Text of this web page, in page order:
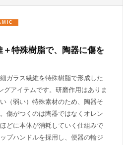
＋特殊樹脂で、陶器に傷を
ガラス繊維を特殊樹脂で形成した
グアイテムです。研磨作用はありま
（弱い）特殊素材のため、陶器そ
傷がつくのは陶器ではなくオレン
どに本体が消耗していく仕組みで
プハンドルを採用し、便器の輪ジ